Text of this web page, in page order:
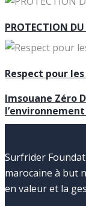
PROTECTION
Respect pour
Imsouane Zéro
Surfrider
marocaine à but
en valeur et la